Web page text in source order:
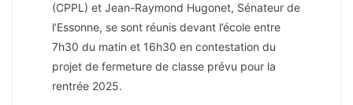
(CPPL) et Jean-Raymond Hugonet, Sénateur de
l’Essonne, se sont réunis devant l’école entre
7h30 du matin et 16h30 en contestation du
projet de fermeture de classe prévu pour la
rentrée 2025.